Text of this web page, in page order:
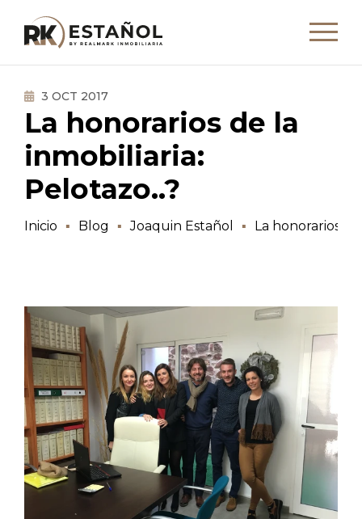
3 OCT 2017
La honorarios de la
inmobiliaria:
Pelotazo..?
Inicio Blog Joaquin Estañol La honorarios